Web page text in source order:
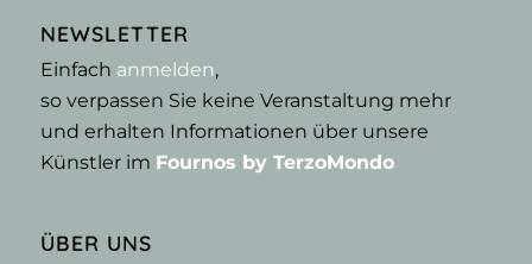
NEWSLETTER
Einfach anmelden,
so verpassen Sie keine Veranstaltung mehr
und erhalten Informationen über unsere
Künstler im Fournos by TerzoMondo
ÜBER UNS